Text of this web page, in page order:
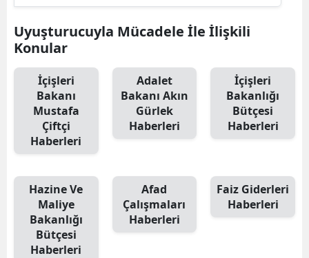
Uyuşturucuyla Mücadele İle İlişkili
Konular
İçişleri
Bakanı
Mustafa
Çiftçi
Haberleri
Adalet
Bakanı Akın
Gürlek
Haberleri
İçişleri
Bakanlığı
Bütçesi
Haberleri
Hazine Ve
Maliye
Bakanlığı
Bütçesi
Haberleri
Afad
Çalışmaları
Haberleri
Faiz Giderleri
Haberleri